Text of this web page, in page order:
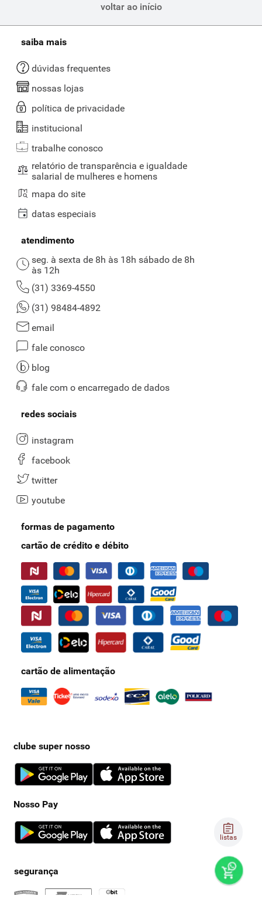
listas
voltar ao início
saiba mais
dúvidas frequentes
nossas lojas
política de privacidade
institucional
trabalhe conosco
relatório de transparência e igualdade
salarial de mulheres e homens
mapa do site
datas especiais
atendimento
seg. à sexta de 8h às 18h sábado de 8h
às 12h
(31) 3369-4550
(31) 98484-4892
email
fale conosco
blog
fale com o encarregado de dados
redes sociais
instagram
facebook
twitter
youtube
formas de pagamento
cartão de crédito e débito
cartão de alimentação
clube super nosso
Nosso Pay